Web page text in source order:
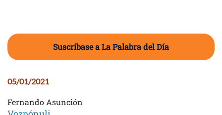
Suscríbase a La Palabra del Día
05/01/2021
Fernando Asunción